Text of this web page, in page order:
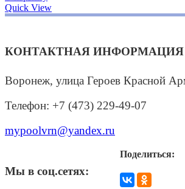
Quick View
КОНТАКТНАЯ ИНФОРМАЦИЯ
Воронеж, улица Героев Красной
Телефон: +7 (473) 229-49-07
mypoolvrn@yandex.ru
Мы в соц.сетях:
Поделиться: